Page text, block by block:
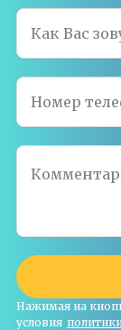
Как Вас
Номер
Нажимая на
условия